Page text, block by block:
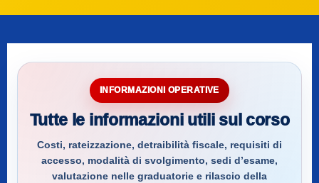
INFORMAZIONI OPERATIVE
Tutte le informazioni utili sul corso
Costi, rateizzazione, detraibilità fiscale, requisiti di
accesso, modalità di svolgimento, sedi d’esame,
valutazione nelle graduatorie e rilascio della